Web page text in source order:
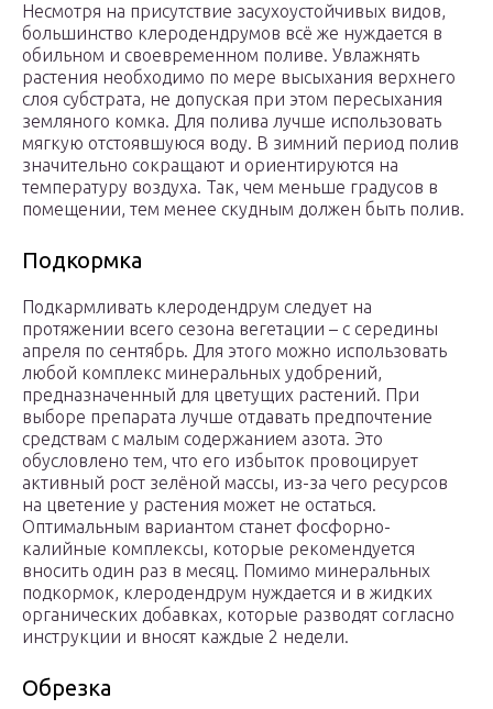
Несмотря на присутствие засухоустойчивых видов,
большинство клеродендрумов всё же нуждается в
обильном и своевременном поливе. Увлажнять
растения необходимо по мере высыхания верхнего
слоя субстрата, не допуская при этом пересыхания
земляного комка. Для полива лучше использовать
мягкую отстоявшуюся воду. В зимний период полив
значительно сокращают и ориентируются на
температуру воздуха. Так, чем меньше градусов в
помещении, тем менее скудным должен быть полив.
Подкормка
Подкармливать клеродендрум следует на
протяжении всего сезона вегетации – с середины
апреля по сентябрь. Для этого можно использовать
любой комплекс минеральных удобрений,
предназначенный для цветущих растений. При
выборе препарата лучше отдавать предпочтение
средствам с малым содержанием азота. Это
обусловлено тем, что его избыток провоцирует
активный рост зелёной массы, из-за чего ресурсов
на цветение у растения может не остаться.
Оптимальным вариантом станет фосфорно-
калийные комплексы, которые рекомендуется
вносить один раз в месяц. Помимо минеральных
подкормок, клеродендрум нуждается и в жидких
органических добавках, которые разводят согласно
инструкции и вносят каждые 2 недели.
Обрезка